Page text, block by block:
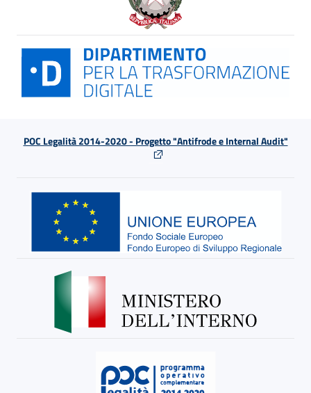
POC Legalità 2014-2020 - Progetto "Antifrode e Internal Audit"